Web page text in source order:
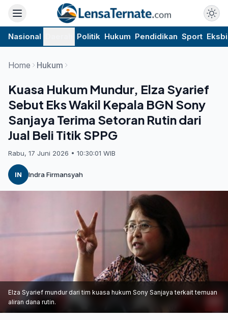
Nasional Politik Hukum Pendidikan Sport
Home Hukum
Kuasa Hukum Mundur, Elza Syarief
Sebut Eks Wakil Kepala BGN Sony
Sanjaya Terima Setoran Rutin dari
Jual Beli Titik SPPG
Rabu, 17 Juni 2026 • 10:30:01 WIB
IN Indra Firmansyah
Elza Syarief mundur dari tim kuasa hukum Sony Sanjaya terkait temuan
aliran dana rutin.